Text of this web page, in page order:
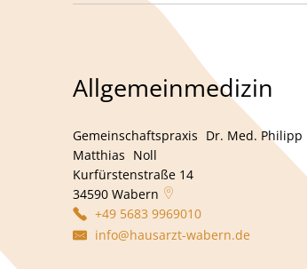
Allgemeinmedizin
Gemeinschaftspraxis Dr. Med. Philipp
Matthias Noll
Kurfürstenstraße 14
34590 Wabern
+49 5683 9969010
info@hausarzt-wabern.de